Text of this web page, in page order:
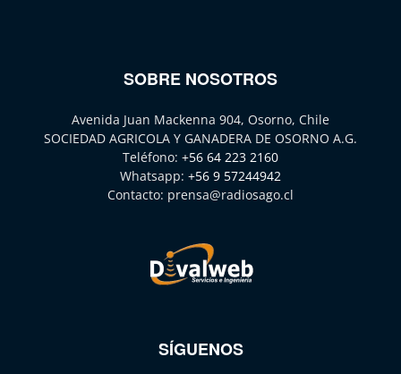
SOBRE NOSOTROS
Avenida Juan Mackenna 904, Osorno, Chile
SOCIEDAD AGRICOLA Y GANADERA DE OSORNO A.G.
Teléfono: +56 64 223 2160
Whatsapp: +56 9 57244942
Contacto: prensa@radiosago.cl
SÍGUENOS